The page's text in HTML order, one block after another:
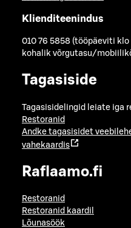
Klienditeenindus
010 76 5858 (tööpäeviti klo
kohalik võrgutasu/
Tagasiside
Tagasisidelingid leiate iga
Restoranid
Andke tagasisidet
vahekaardis
Raflaamo.fi
Restoranid
Restoranid kaardil
Lõunasöök